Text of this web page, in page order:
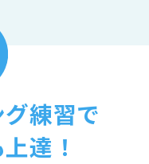
練習で
達！